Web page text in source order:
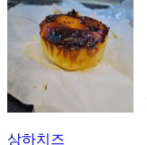
상하치즈